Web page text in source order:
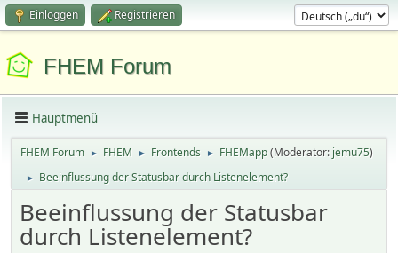
Einloggen Registrieren
FHEM Forum
Hauptmenü
FHEM Forum ► FHEM ► Frontends ► FHEMapp(Moderator: jemu75)
► Beeinflussung der Statusbar durch Listenelement?
Beeinflussung der Statusbar
durch Listenelement?